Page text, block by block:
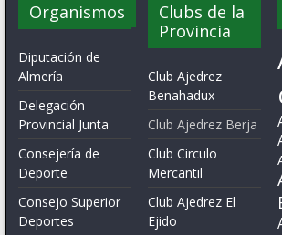
Organismos
Diputación de
Almería
Delegación
Provincial Junta
Consejería de
Deporte
Consejo Superior
Deportes
Clubs de la
Provincia
Club Ajedrez
Benahadux
Club Ajedrez Berja
Club Circulo
Mercantil
Club Ajedrez El
Ejido